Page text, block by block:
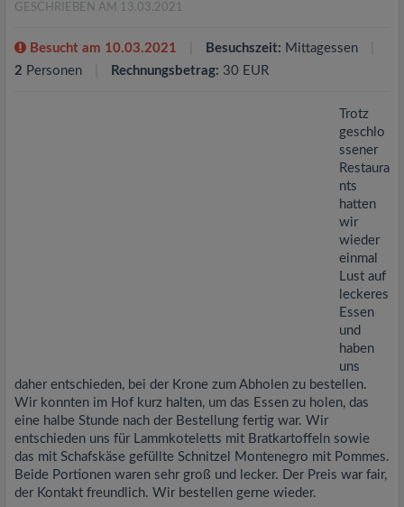
GESCHRIEBEN AM 13.03.2021
Besucht am 10.03.2021 Besuchszeit: Mittagessen
2 Personen Rechnungsbetrag: 30 EUR
Trotz
geschlo
ssener
Restaura
nts
hatten
wir
wieder
einmal
Lust auf
leckeres
Essen
und
haben
uns
daher entschieden, bei der Krone zum Abholen zu bestellen.
Wir konnten im Hof kurz halten, um das Essen zu holen, das
eine halbe Stunde nach der Bestellung fertig war. Wir
entschieden uns für Lammkoteletts mit Bratkartoffeln sowie
das mit Schafskäse gefüllte Schnitzel Montenegro mit Pommes.
Beide Portionen waren sehr groß und lecker. Der Preis war fair,
der Kontakt freundlich. Wir bestellen gerne wieder.
t